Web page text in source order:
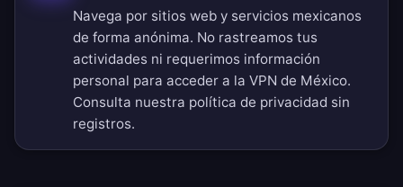
Navega por sitios web y servicios mexicanos
de forma anónima. No rastreamos tus
actividades ni requerimos información
personal para acceder a la VPN de México.
Consulta nuestra política de privacidad sin
registros.